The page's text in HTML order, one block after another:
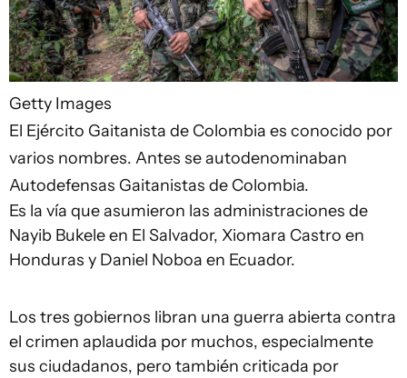
Getty Images
El Ejército Gaitanista de Colombia es conocido por
varios nombres. Antes se autodenominaban
Autodefensas Gaitanistas de Colombia.
Es la vía que asumieron las administraciones de
Nayib Bukele en El Salvador, Xiomara Castro en
Honduras y Daniel Noboa en Ecuador.
Los tres gobiernos libran una guerra abierta contra
el crimen aplaudida por muchos, especialmente
sus ciudadanos, pero también criticada por